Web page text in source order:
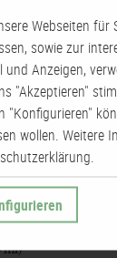
ml)
Webseiten
sowie zur
und Anzeigen,
"Akzeptieren"
"Konfigurieren"
wollen. Weitere